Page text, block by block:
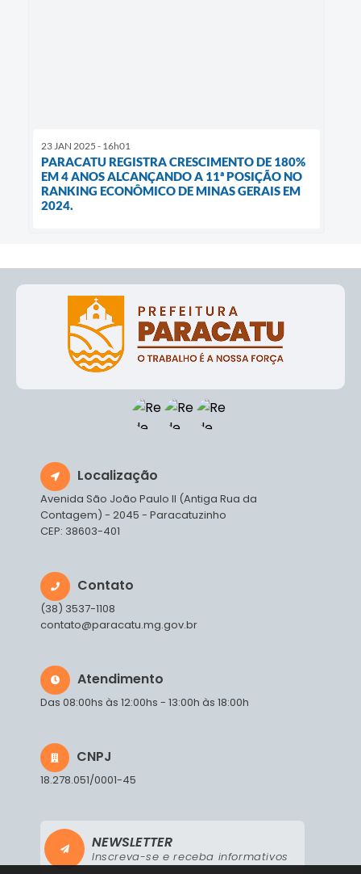
23 JAN 2025 - 16h01
PARACATU REGISTRA CRESCIMENTO DE 180%
EM 4 ANOS ALCANÇANDO A 11ª POSIÇÃO NO
RANKING ECONÔMICO DE MINAS GERAIS EM
2024.
Localização
Avenida São João Paulo II (Antiga Rua da
Contagem) - 2045 - Paracatuzinho
CEP: 38603-401
Contato
(38) 3537-1108
contato@paracatu.mg.gov.br
Atendimento
Das 08:00hs às 12:00hs - 13:00h às 18:00h
CNPJ
18.278.051/0001-45
NEWSLETTER
Inscreva-se e receba informativos